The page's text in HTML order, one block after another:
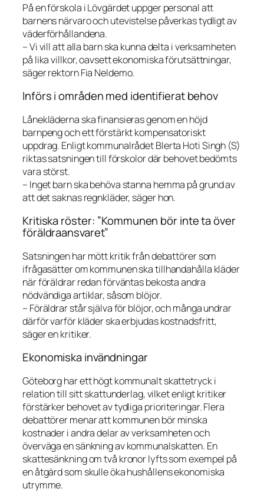
På en förskola i Lövgärdet uppger personal att
barnens närvaro och utevistelse påverkas tydligt av
väderförhållandena.
– Vi vill att alla barn ska kunna delta i verksamheten
på lika villkor, oavsett ekonomiska förutsättningar,
säger rektorn Fia Neldemo.
Införs i områden med identifierat behov
Lånekläderna ska finansieras genom en höjd
barnpeng och ett förstärkt kompensatoriskt
uppdrag. Enligt kommunalrådet Blerta Hoti Singh (S)
riktas satsningen till förskolor där behovet bedömts
vara störst.
– Inget barn ska behöva stanna hemma på grund av
att det saknas regnkläder, säger hon.
Kritiska röster: ”Kommunen bör inte ta över
föräldraansvaret”
Satsningen har mött kritik från debattörer som
ifrågasätter om kommunen ska tillhandahålla kläder
när föräldrar redan förväntas bekosta andra
nödvändiga artiklar, såsom blöjor.
– Föräldrar står själva för blöjor, och många undrar
därför varför kläder ska erbjudas kostnadsfritt,
säger en kritiker.
Ekonomiska invändningar
Göteborg har ett högt kommunalt skattetryck i
relation till sitt skattunderlag, vilket enligt kritiker
förstärker behovet av tydliga prioriteringar. Flera
debattörer menar att kommunen bör minska
kostnader i andra delar av verksamheten och
överväga en sänkning av kommunalskatten. En
skattesänkning om två kronor lyfts som exempel på
en åtgärd som skulle öka hushållens ekonomiska
utrymme.